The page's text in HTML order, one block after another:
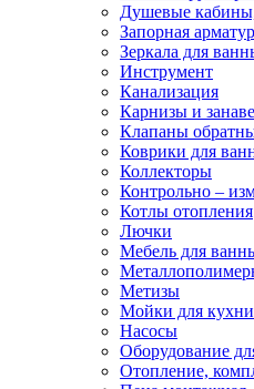
Душевые
Запорная
Зеркала для
Инструмент
Канализация
Карнизы и
Клапаны
Коврики для
Коллекторы
Контрольно –
Котлы отопления
Лючки
Мебель для
Метизы
Мойки для кухни
Насосы
Оборудование
Отопление,